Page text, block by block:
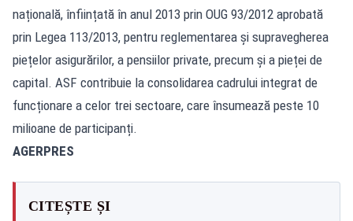
națională, înființată în anul 2013 prin OUG 93/2012 aprobată
prin Legea 113/2013, pentru reglementarea și supravegherea
piețelor asigurărilor, a pensiilor private, precum și a pieței de
capital. ASF contribuie la consolidarea cadrului integrat de
funcționare a celor trei sectoare, care însumează peste 10
milioane de participanți.
AGERPRES
CITEȘTE ȘI